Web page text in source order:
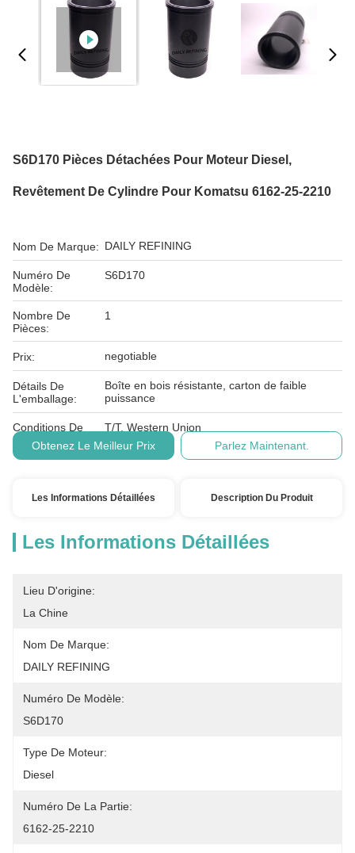
S6D170 Pièces Détachées Pour Moteur Diesel,
Revêtement De Cylindre Pour Komatsu 6162-25-2210
Nom De Marque: DAILY REFINING
Numéro De
Modèle:
S6D170
Nombre De
Pièces:
1
Prix: negotiable
Détails De
L'emballage:
Boîte en bois résistante, carton de faible
puissance
Conditions De
Paiement:
T/T, Western Union
Obtenez Le Meilleur Prix
Parlez Maintenant.
Les Informations Détaillées Description Du Produit
Les Informations Détaillées
Lieu D'origine:
La Chine
Nom De Marque:
DAILY REFINING
Numéro De Modèle:
S6D170
Type De Moteur:
Diesel
Numéro De La Partie:
6162-25-2210